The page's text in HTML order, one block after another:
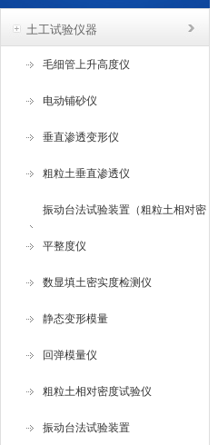
土工试验仪器
毛细管上升高度仪
电动铺砂仪
垂直渗透变形仪
粗粒土垂直渗透仪
振动台法试验装置（粗粒土相对密
度试验仪 ）
平整度仪
数显填土密实度检测仪
静态变形模量
回弹模量仪
粗粒土相对密度试验仪
振动台法试验装置